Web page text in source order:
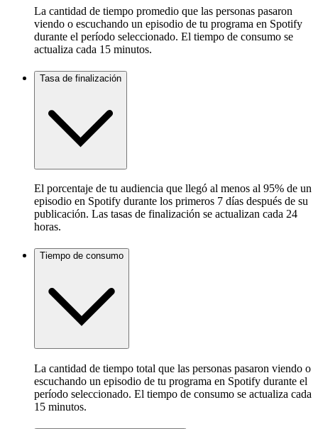
La cantidad de tiempo promedio que las personas pasaron
viendo o escuchando un episodio de tu programa en Spotify
durante el período seleccionado. El tiempo de consumo se
actualiza cada 15 minutos.
Tasa de finalización
El porcentaje de tu audiencia que llegó al menos al 95% de un
episodio en Spotify durante los primeros 7 días después de su
publicación. Las tasas de finalización se actualizan cada 24
horas.
Tiempo de consumo
La cantidad de tiempo total que las personas pasaron viendo o
escuchando un episodio de tu programa en Spotify durante el
período seleccionado. El tiempo de consumo se actualiza cada
15 minutos.